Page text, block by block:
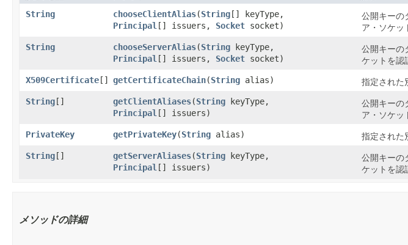
String chooseClientAlias​(String[] keyType,
Principal [] issuers, Socket socket)
公開キーの
ア・ソケッ
String
chooseServerAlias​(String keyType,
Principal [] issuers, Socket socket)
公開キーの
ケットを認
X509Certificate[] getCertificateChain​(String alias)
指定された
String[] getClientAliases​(String keyType,
Principal [] issuers)
公開キーの
ア・ソケッ
PrivateKey
getPrivateKey​(String alias)
指定された
String[] getServerAliases​(String keyType,
Principal [] issuers)
公開キーの
ケットを認
メソッドの詳細